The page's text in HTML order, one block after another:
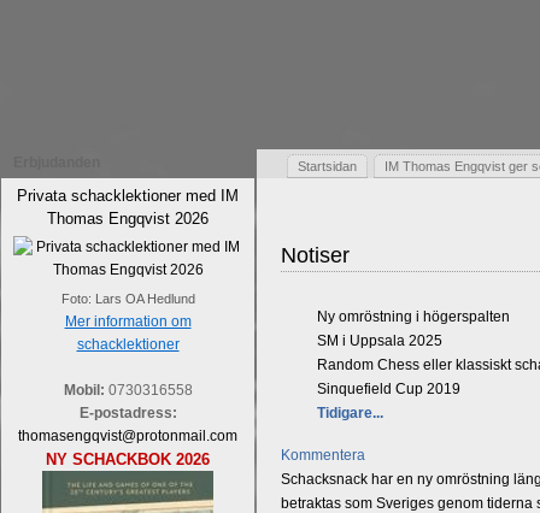
Privata schacklektioner med IM
Thomas Engqvist 2026
Foto: Lars OA Hedlund
Mer information om
schacklektioner
Mobil: 0730316558
E-postadress:
thomasengqvist@protonmail.com
NY SCHACKBOK 2026
Startsidan IM Thomas Engqvist ger
Notiser
Ny omröstning i högerspalten
SM i Uppsala 2025
Random Chess eller klassiskt
Sinquefield Cup 2019
Tidigare...
Kommentera
Schacksnack har en ny omröstning
betraktas som Sveriges genom